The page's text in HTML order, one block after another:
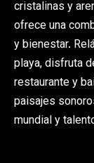
cristalinas y
ofrece una
y bienestar.
playa, disfruta
restaurante y
paisajes
mundial y